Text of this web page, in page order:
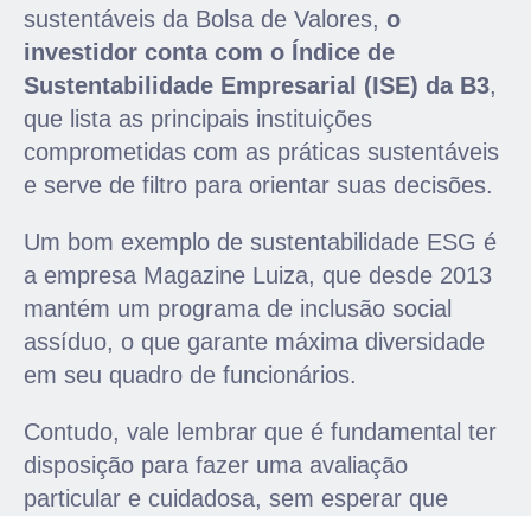
sustentáveis da Bolsa de Valores, o
investidor conta com o Índice de
Sustentabilidade Empresarial (ISE) da B3,
que lista as principais instituições
comprometidas com as práticas sustentáveis
e serve de filtro para orientar suas decisões.
Um bom exemplo de sustentabilidade ESG é
a empresa Magazine Luiza, que desde 2013
mantém um programa de inclusão social
assíduo, o que garante máxima diversidade
em seu quadro de funcionários.
Contudo, vale lembrar que é fundamental ter
disposição para fazer uma avaliação
particular e cuidadosa, sem esperar que